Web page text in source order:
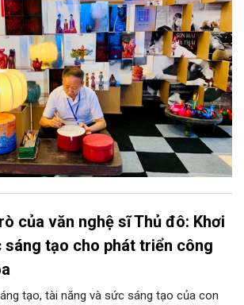
vững cho tương lai.
của văn nghệ sĩ Thủ đô: Khơi
sáng tạo cho phát triển công
tạo, tài năng và sức sáng tạo của con